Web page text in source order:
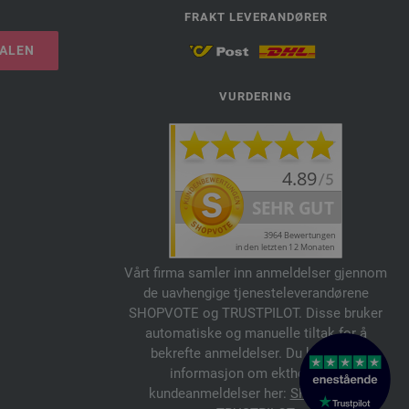
FRAKT LEVERANDØRER
VURDERING
Vårt firma samler inn anmeldelser gjennom
de uavhengige tjenesteleverandørene
SHOPVOTE og TRUSTPILOT. Disse bruker
automatiske og manuelle tiltak for å
bekrefte anmeldelser. Du kan finne
informasjon om ektheten av
kundeanmeldelser her: SHOPVOTE